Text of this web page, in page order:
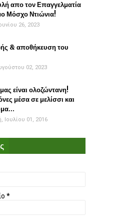
απο τον Επαγγελματία
Μόσχο Ντιώνια!
26, 2023
& αποθήκευση του
02, 2023
είναι ολοζώντανη!
μέσα σε μελίσσι και
Ιουλίου 01, 2016
*